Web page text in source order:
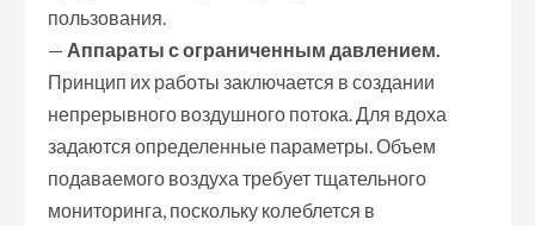
пользования.
— Аппараты с ограниченным давлением.
Принцип их работы заключается в создании
непрерывного воздушного потока. Для вдоха
задаются определенные параметры. Объем
подаваемого воздуха требует тщательного
мониторинга, поскольку колеблется в